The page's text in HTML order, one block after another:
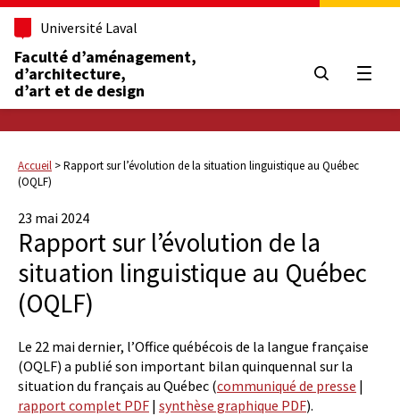
Université Laval
Faculté d’aménagement,
d’architecture,
d’art et de design
Accueil >Rapport sur l’évolution de la situation linguistique au Québec
(OQLF)
23 mai 2024
Rapport sur l’évolution de la
situation linguistique au Québec
(OQLF)
Le 22 mai dernier, l’Office québécois de la langue française
(OQLF) a publié son important bilan quinquennal sur la
situation du français au Québec (communiqué de presse |
rapport complet PDF | synthèse graphique PDF).